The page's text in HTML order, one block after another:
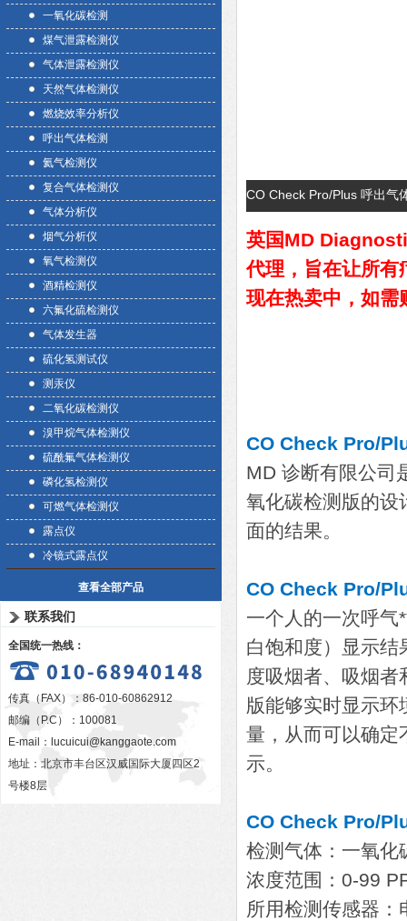
一氧化碳检测
煤气泄露检测仪
气体泄露检测仪
天然气体检测仪
燃烧效率分析仪
呼出气体检测
氦气检测仪
复合气体检测仪
气体分析仪
烟气分析仪
氧气检测仪
酒精检测仪
六氟化硫检测仪
气体发生器
硫化氢测试仪
测汞仪
二氧化碳检测仪
溴甲烷气体检测仪
硫酰氟气体检测仪
磷化氢检测仪
可燃气体检测仪
露点仪
冷镜式露点仪
查看全部产品
联系我们
全国统一热线：
传真（FAX）：86-010-60862912
邮编（P.C）：100081
E-mail： lucuicui@kanggaote.com
地址：北京市丰台区汉威国际大厦四区2
号楼8层
CO Check Pro/Plus 呼出气
英国MD
代理，旨在让所有
现在热卖中，如
CO Check Pro/
MD 诊断有限公司
氧化碳检测版的设
面的结果。
CO Check Pro/
一个人的一次呼
白饱和度）显示结
度吸烟者、吸烟
版能够实时显示环
量，从而可以确定
示。
CO Check Pro/
检测气体：一氧化
浓度范围：0-99
所用检测传感器：